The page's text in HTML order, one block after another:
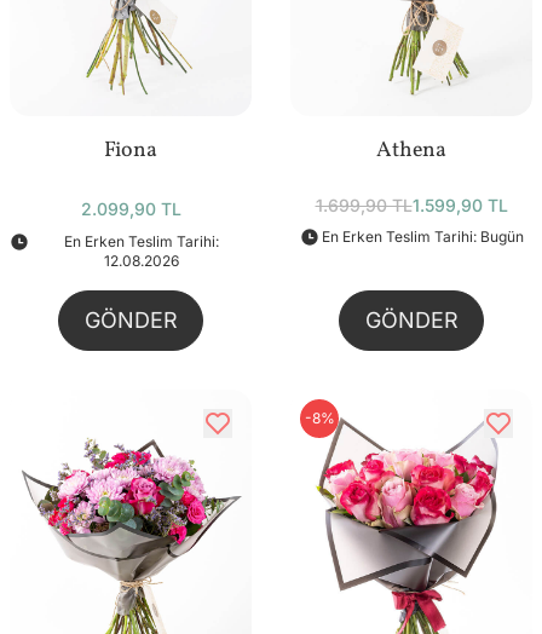
Fiona
2.099,90 TL
En Erken Teslim Tarihi:
12.08.2026
GÖNDER
Athena
1.699,90 TL1.599,90 TL
En Erken Teslim Tarihi: Bugün
GÖNDER
-8%